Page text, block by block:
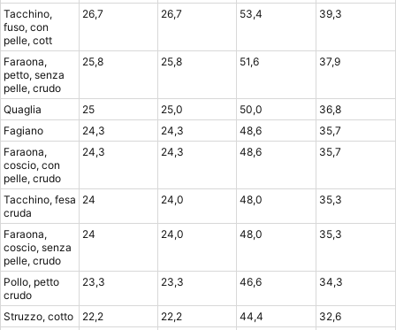
Tacchino,
fuso, con
pelle, cott
26,7 26,7 53,4 39,3
Faraona,
petto, senza
pelle, crudo
25,8 25,8 51,6 37,9
Quaglia 25 25,0 50,0
36,8
Fagiano
24,3 24,3 48,6
35,7
Faraona,
coscio, con
pelle, crudo
24,3 24,3 48,6 35,7
Tacchino, fesa
cruda
24 24,0 48,0 35,3
Faraona,
coscio, senza
pelle, crudo
24 24,0 48,0 35,3
Pollo, petto
crudo
23,3 23,3 46,6 34,3
Struzzo, cotto 22,2 22,2 44,4
32,6